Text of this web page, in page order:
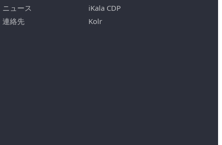
ニュース
連絡先
iKala CDP
Kolr